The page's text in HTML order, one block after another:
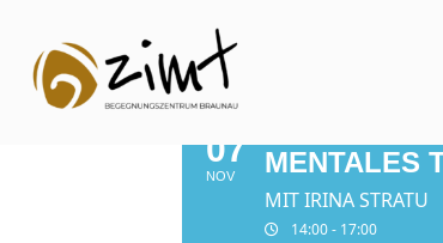
DIES IST EIN SICH
07
NOV MENTALES
MIT IRINA STRATU
14:00 - 17:00